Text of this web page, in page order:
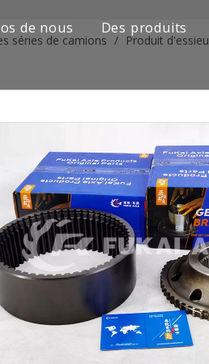
de nous Des produits
Série de
Série de
Série de
Série de
Série de
Pièces de
D'autres
séries de camions / Produit d'essieu